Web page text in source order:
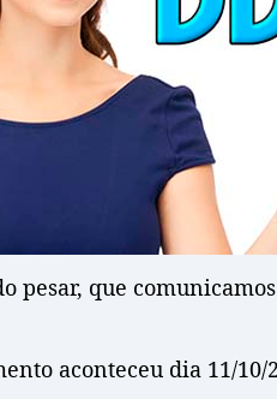
pesar, que
aconteceu dia 11/